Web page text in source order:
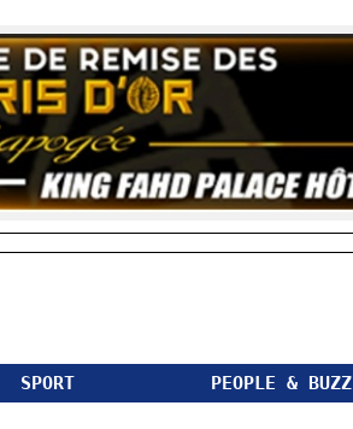
SPORT PEOPLE & BUZZ